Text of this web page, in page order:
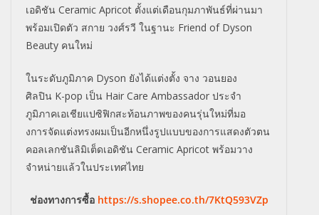
เอดิชัน Ceramic Apricot ตั้งแต่เดือนกุมภาพันธ์ที่ผ่านมา
พร้อมเปิดตัว สกาย วงศ์รวี ในฐานะ Friend of Dyson
Beauty คนใหม่
ในระดับภูมิภาค Dyson ยังได้แต่งตั้ง จาง วอนยอง
ศิลปิน K-pop เป็น Hair Care Ambassador ประจำ
ภูมิภาคเอเชียแปซิฟิกสะท้อนภาพของคนรุ่นใหม่ที่มอ
งการจัดแต่งทรงผมเป็นอีกหนึ่งรูปแบบของการแสดงตัวตน
คอลเลกชันลิมิเต็ดเอดิชัน Ceramic Apricot พร้อมวาง
จำหน่ายแล้วในประเทศไทย
ช่องทางการซื้อ https://s.shopee.co.th/7KtQ593VZp